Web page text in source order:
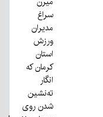
سراغ
مدیران
ورزش
استان
کرمان که
انگار
ته‌نشین
شدن روی